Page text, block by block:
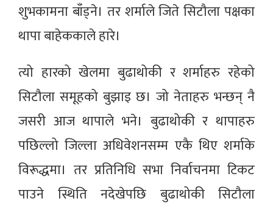
शुभकामना बाँड्ने। तर शर्माले जिते सिटौला पक्षका
थापा बाहेककाले हारे।
त्यो हारको खेलमा बुढाथोकी र शर्माहरु रहेको
सिटौला समूहको बुझाइ छ। जो नेताहरु भन्छन् नै
जसरी आज थापाले भने। बुढाथोकी र थापाहरु
पछिल्लो जिल्ला अधिवेशनसम्म एकै थिए शर्माके
विरूद्धमा। तर प्रतिनिधि सभा निर्वाचनमा टिकट
पाउने स्थिति नदेखेपछि बुढाथोकी सिटौला